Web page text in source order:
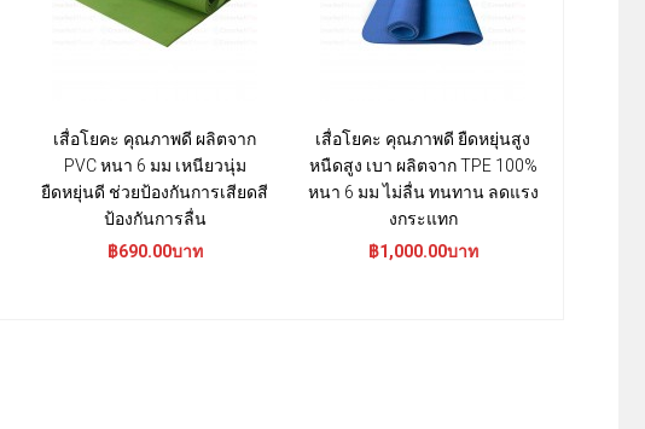
เสื่อโยคะ คุณภาพดี ผลิตจาก
PVC หนา 6 มม เหนียวนุ่ม
ยืดหยุ่นดี ช่วยป้องกันการเสียดสี
ป้องกันการลื่น
฿690.00บาท
เสื่อโยคะ คุณภาพดี ยืดหยุ่นสูง
หนืดสูง เบา ผลิตจาก TPE 100%
หนา 6 มม ไม่ลื่น ทนทาน ลดแรง
งกระแทก
฿1,000.00บาท